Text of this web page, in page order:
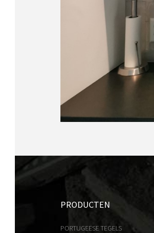
PRODUCTEN
PORTUGEESE TEGELS